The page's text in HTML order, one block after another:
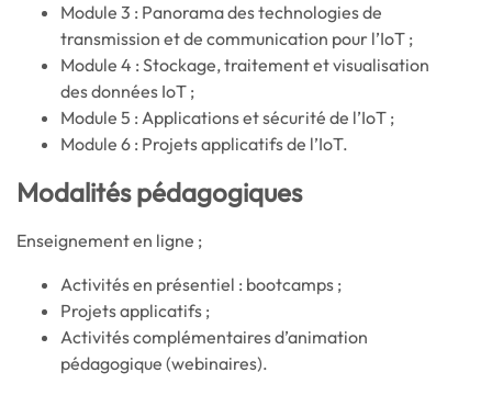
Module 3 : Panorama des technologies de
transmission et de communication pour l’IoT ;
Module 4 : Stockage, traitement et visualisation
des données IoT ;
Module 5 : Applications et sécurité de l’IoT ;
Module 6 : Projets applicatifs de l’IoT.
Modalités pédagogiques
Enseignement en ligne ;
Activités en présentiel : bootcamps ;
Projets applicatifs ;
Activités complémentaires d’animation
pédagogique (webinaires).